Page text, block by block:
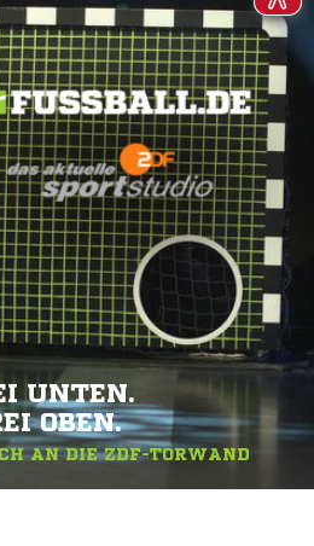
UNTEN.
OBEN.
AN DIE ZDF-TORWAND